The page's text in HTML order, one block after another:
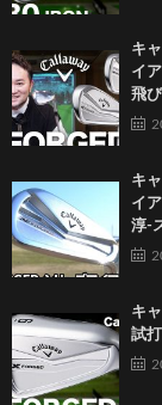
キ
イ
飛
キ
イ
淳-
キ
試